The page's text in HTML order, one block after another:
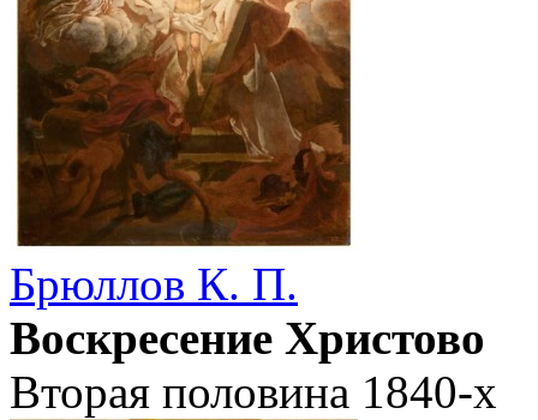
Брюллов К. П.
Воскресение Христово
Вторая половина 1840-х